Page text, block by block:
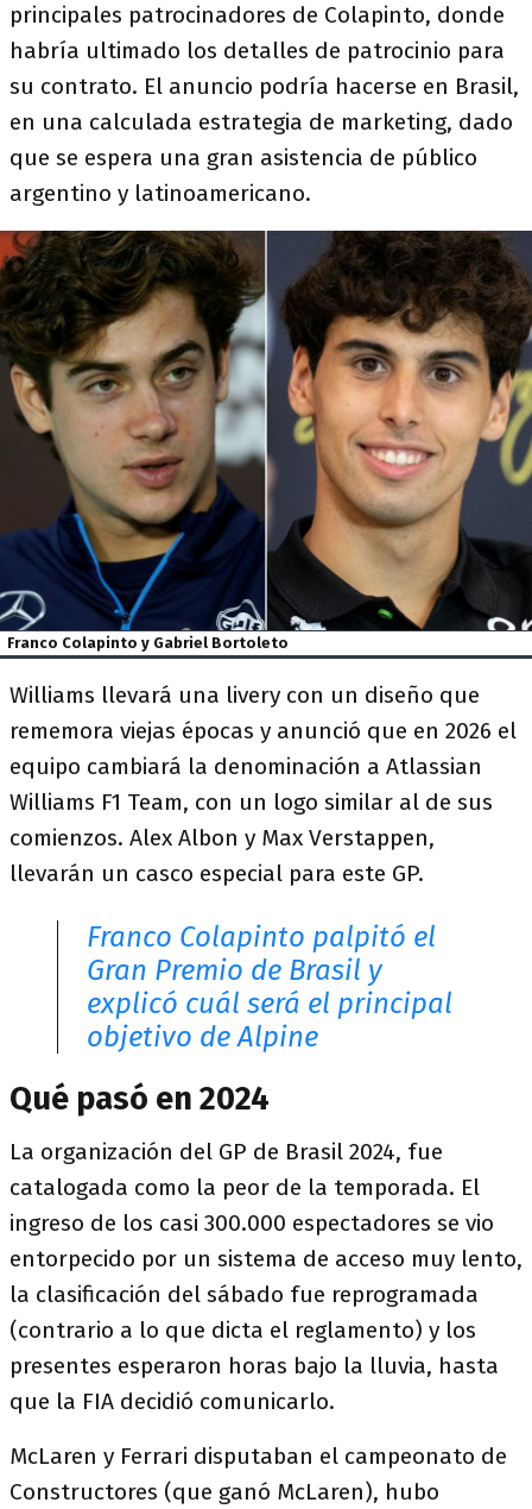
principales patrocinadores de Colapinto, donde
habría ultimado los detalles de patrocinio para
su contrato. El anuncio podría hacerse en Brasil,
en una calculada estrategia de marketing, dado
que se espera una gran asistencia de público
argentino y latinoamericano.
Franco Colapinto y Gabriel Bortoleto
Williams llevará una livery con un diseño que
rememora viejas épocas y anunció que en 2026 el
equipo cambiará la denominación a Atlassian
Williams F1 Team, con un logo similar al de sus
comienzos. Alex Albon y Max Verstappen,
llevarán un casco especial para este GP.
Franco Colapinto palpitó el
Gran Premio de Brasil y
explicó cuál será el principal
objetivo de Alpine
Qué pasó en 2024
La organización del GP de Brasil 2024, fue
catalogada como la peor de la temporada. El
ingreso de los casi 300.000 espectadores se vio
entorpecido por un sistema de acceso muy lento,
la clasificación del sábado fue reprogramada
(contrario a lo que dicta el reglamento) y los
presentes esperaron horas bajo la lluvia, hasta
que la FIA decidió comunicarlo.
McLaren y Ferrari disputaban el campeonato de
Constructores (que ganó McLaren), hubo